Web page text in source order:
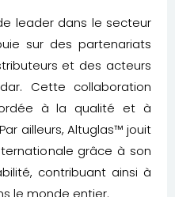
leader dans le secteur
sur des partenariats
et des acteurs
Cette collaboration
à la qualité et à
ailleurs, Altuglas™ jouit
grâce à son
contribuant ainsi à
le monde entier.